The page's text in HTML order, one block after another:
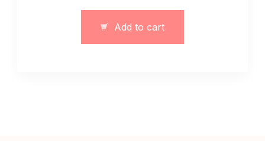
w
paski
Add to cart